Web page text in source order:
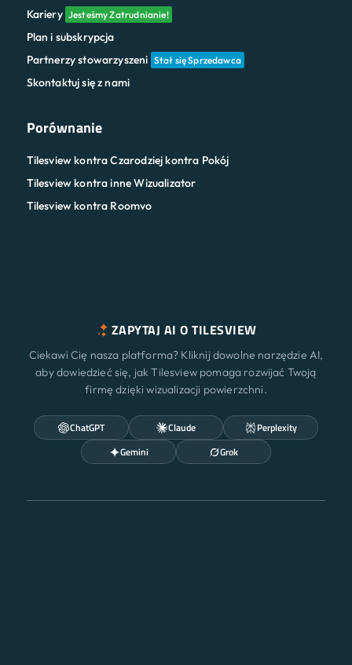
Kariery Jesteśmy Zatrudnianie!
Plan i subskrypcja
Partnerzy stowarzyszeni Stał się Sprzedawca
Skontaktuj się z nami
Porównanie
Tilesview kontra Czarodziej kontra Pokój
Tilesview kontra inne Wizualizator
Tilesview kontra Roomvo
ZAPYTAJ AI O TILESVIEW
Ciekawi Cię nasza platforma? Kliknij dowolne narzędzie AI,
aby dowiedzieć się, jak Tilesview pomaga rozwijać Twoją
firmę dzięki wizualizacji powierzchni.
ChatGPT Claude
Perplexity
Gemini
Grok